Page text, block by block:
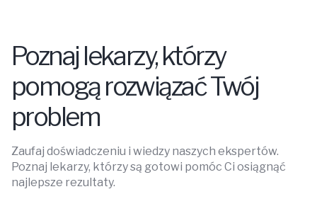
Poznaj lekarzy, którzy
pomogą rozwiązać Twój
problem
Zaufaj doświadczeniu i wiedzy naszych ekspertów.
Poznaj lekarzy, którzy są gotowi pomóc Ci osiągnąć
najlepsze rezultaty.